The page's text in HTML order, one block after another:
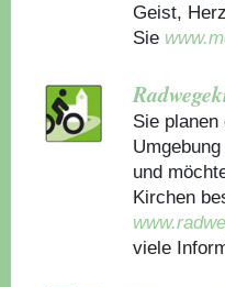
Geist,
Sie
Sie
und
Kirchen
viele